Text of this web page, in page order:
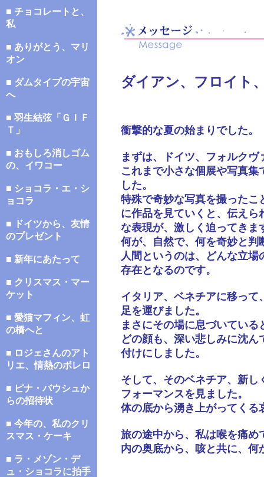
■ チョコレートと、
私
■ ありがとう、マリ
オン
■ ダムタイプの宇宙
へ
■ 羽生結弦「ＧＩＦ
Ｔ」
■ おもしろ消しゴム
の、イワコー
■ ショコラ・エ・シ
ョコラ
■ ドイツから、友情
のプレゼント
■ 新年にあたって
■ クリスマス・マー
ケット
■ 愛猫マフィン、虹
の橋へと
■ ロジェさんのアト
リエ、情熱のボレロ
■ ピナ・バウシュか
らの招待状
■ 今年の、私のクリ
スマス・ケーキ
■ ラ・メゾン・デ
ュ・ショコラに拍手
ダイアン、フロイト
衝撃的な夏の始まりでした。
まずは、ドイツ、フォルク
これまで小さな個展や写真
した。
特殊で奇妙な写真を撮ったこ
に作品を見ていくと、伝え
な表現が、激しく迫ってきま
何が、自然で、何を奇妙と判
人間というのは、どんな立
存在となるのです。
イタリア、ベネチアに移っ
足を運びました。
まさにその場に息づいてい
どの顔も、深い悲しみに沈
付けにしました。
そして、そのベネチア、新
フォーマンスを見ました。
体の底から湧き上がってくる
旅の途中から、私は喉を痛め
内の奥底から、咳と共に、